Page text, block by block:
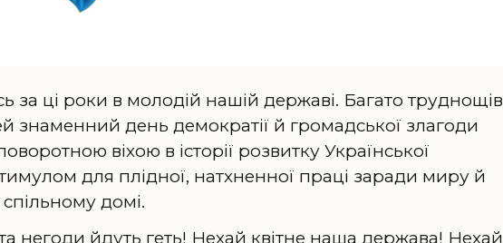
за ці роки в молодій нашій державі. Багато труднощів
знаменний день демократії й громадської злагоди
віхою в історії розвитку Української
для плідної, натхненної праці заради миру й
домі.
негоди йдуть геть! Нехай квітне наша держава! Нехай